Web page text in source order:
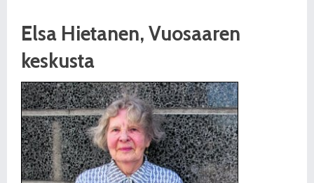
Elsa Hietanen, Vuosaaren
keskusta